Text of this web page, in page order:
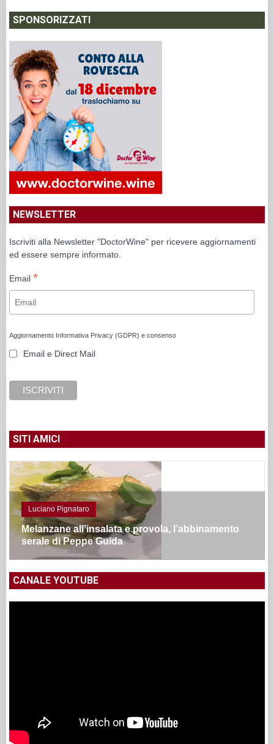
SPONSORIZZATI
NEWSLETTER
Iscriviti alla Newsletter "DoctorWine" per ricevere aggiornamenti
ed essere sempre informato.
Email *
Aggiornamento Informativa Privacy (GDPR) e consenso
Email e Direct Mail
SITI AMICI
Luciano Pignataro
Melanzane all’insalata e provola, l’abbinamento
serale di Peppe Guida
CANALE YOUTUBE